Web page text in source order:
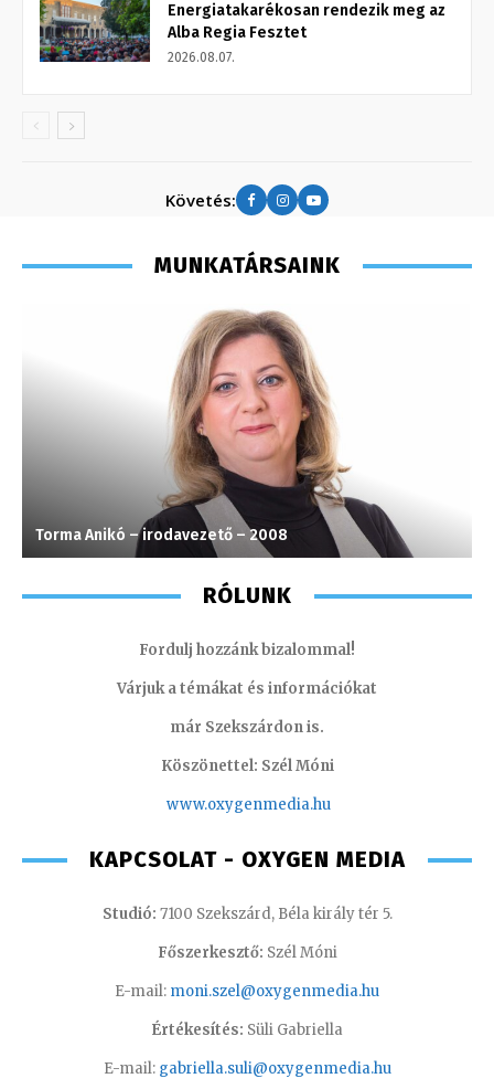
Energiatakarékosan rendezik meg az
Alba Regia Fesztet
2026.08.07.
Követés:
MUNKATÁRSAINK
Torma Anikó – irodavezető – 2008
RÓLUNK
Fordulj hozzánk bizalommal!
Várjuk a témákat és információkat
már Szekszárdon is.
Köszönettel: Szél Móni
www.oxygenmedia.hu
KAPCSOLAT - OXYGEN MEDIA
Studió: 7100 Szekszárd, Béla király tér 5.
Főszerkesztő: Szél Móni
E-mail: moni.szel@oxygenmedia.hu
Értékesítés: Süli Gabriella
E-mail: gabriella.suli@oxygenmedia.hu